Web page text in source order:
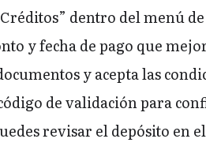
dentro del menú de
y fecha de pago que
y acepta las
de validación para
revisar el depósito en